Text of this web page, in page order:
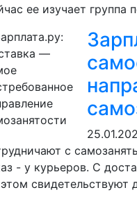
ее изучает группа
с
- у курьеров. С
свидетельствуют